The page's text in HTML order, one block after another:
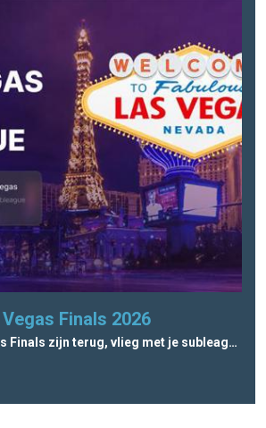
Finals 2026
De Scorito Vegas Finals zijn terug, vlieg met je subleague naar Vegas!